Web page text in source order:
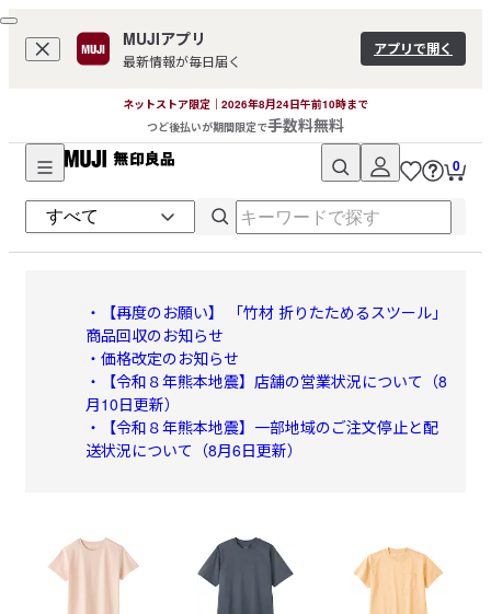
MUJIアプリ
最新情報が毎日届く
アプリで開く
ネットストア限定｜2026年8月24日午前10時まで
つど後払いが期間限定で手数料無料
無
印
良
品
ネ
ト
ス
0
・【再度のお願い】 「竹材 折りたためるスツール」
商品回収のお知らせ
・価格改定のお知らせ
・【令和８年熊本地震】店舗の営業状況について（8
月10日更新）
・【令和８年熊本地震】一部地域のご注文停止と配
送状況について（8月6日更新）